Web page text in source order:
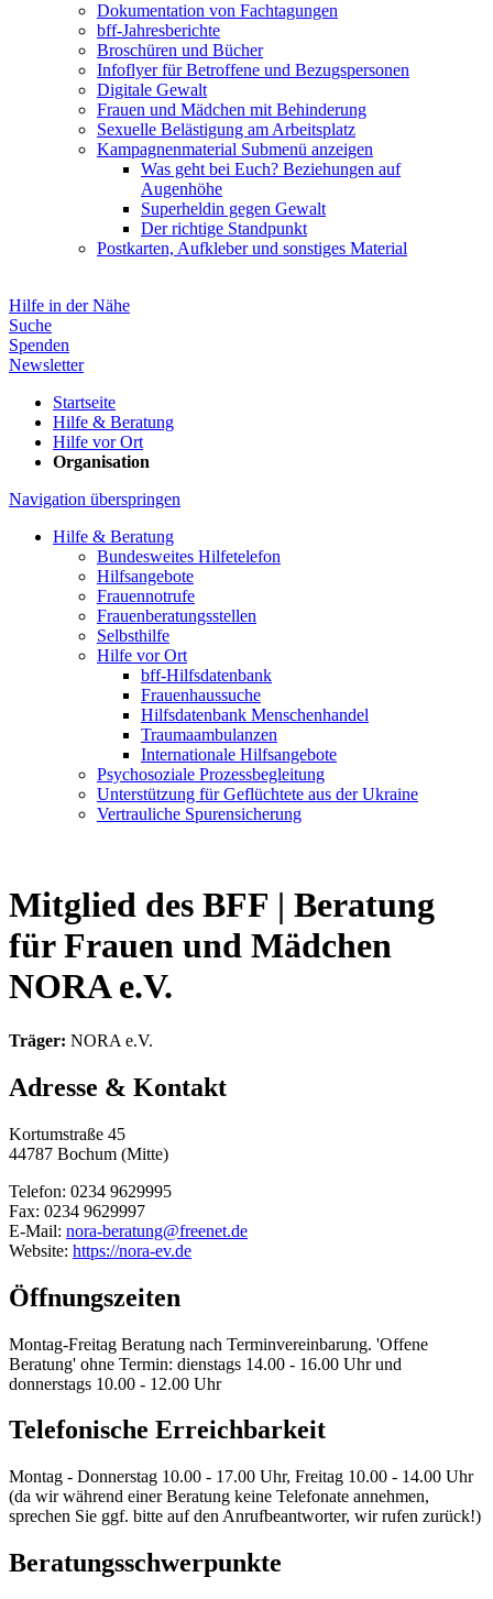
Dokumentation von Fachtagungen
bff-Jahresberichte
Broschüren und Bücher
Infoflyer für Betroffene und Bezugspersonen
Digitale Gewalt
Frauen und Mädchen mit Behinderung
Sexuelle Belästigung am Arbeitsplatz
Kampagnenmaterial Submenü anzeigen
Was geht bei Euch? Beziehungen auf
Augenhöhe
Superheldin gegen Gewalt
Der richtige Standpunkt
Postkarten, Aufkleber und sonstiges Material
Hilfe in der Nähe
Suche
Spenden
Newsletter
Startseite
Hilfe & Beratung
Hilfe vor Ort
Organisation
Navigation überspringen
Hilfe & Beratung
Bundesweites Hilfetelefon
Hilfsangebote
Frauennotrufe
Frauenberatungsstellen
Selbsthilfe
Hilfe vor Ort
bff-Hilfsdatenbank
Frauenhaussuche
Hilfsdatenbank Menschenhandel
Traumaambulanzen
Internationale Hilfsangebote
Psychosoziale Prozessbegleitung
Unterstützung für Geflüchtete aus der Ukraine
Vertrauliche Spurensicherung
Mitglied des BFF | Beratung
für Frauen und Mädchen
NORA e.V.
Träger: NORA e.V.
Adresse & Kontakt
Kortumstraße 45
44787 Bochum (Mitte)
Telefon: 0234 9629995
Fax: 0234 9629997
E-Mail: nora-beratung@freenet.de
Website: https://nora-ev.de
Öffnungszeiten
Montag-Freitag Beratung nach Terminvereinbarung. 'Offene
Beratung' ohne Termin: dienstags 14.00 - 16.00 Uhr und
donnerstags 10.00 - 12.00 Uhr
Telefonische Erreichbarkeit
Montag - Donnerstag 10.00 - 17.00 Uhr, Freitag 10.00 - 14.00 Uhr
(da wir während einer Beratung keine Telefonate annehmen,
sprechen Sie ggf. bitte auf den Anrufbeantworter, wir rufen zurück!)
Beratungsschwerpunkte